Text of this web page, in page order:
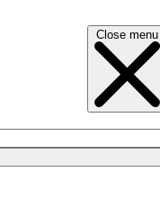
Close menu